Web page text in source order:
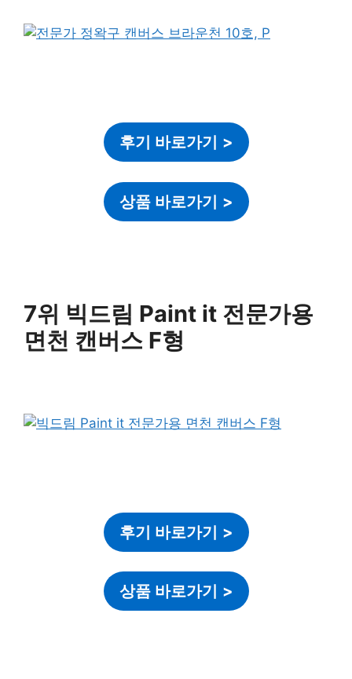
후기 바로가기 >
상품 바로가기 >
7위 빅드림 Paint it 전문가용
면천 캔버스 F형
후기 바로가기 >
상품 바로가기 >